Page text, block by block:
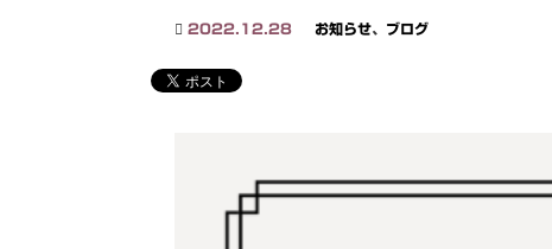
2022.12.28 お知らせ、 ブログ